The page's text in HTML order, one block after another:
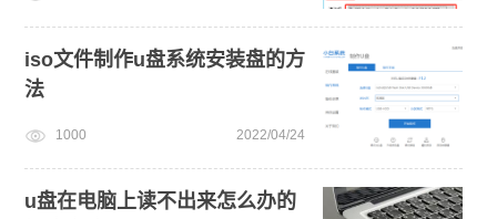
iso文件制作u盘系统安装盘的方
法
1000 2022/04/24
u盘在电脑上读不出来怎么办的